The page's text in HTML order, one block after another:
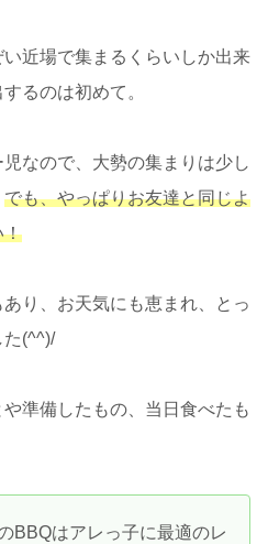
近場で集まるくらいしか出来
るのは初めて。
なので、大勢の集まりは少し
でも、やっぱりお友達と同じよ
！
り、お天気にも恵まれ、とっ
た(^^)/
準備したもの、当日食べたも
BBQはアレっ子に最適のレ